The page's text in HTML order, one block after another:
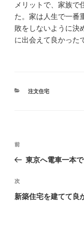
メリットで、家族で
た。家は人生で一番
敗をしないように決
に出会えて良かった
カ
注文住宅
投
ビ
ゲ
過
去
投
稿
前
東京へ電車一本
次
の
次
新築住宅を建てて良